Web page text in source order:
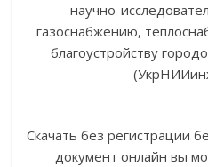
научно-
газоснабжению,
благоустройству
Скачать без регистрации
документ онлайн вы